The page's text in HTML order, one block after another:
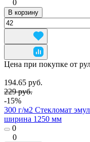
0
В корзину
Цена при покупке от
194.65 руб.
229 руб.
-15%
300 г/м2 Стекломат
ширина 1250 мм
0
0